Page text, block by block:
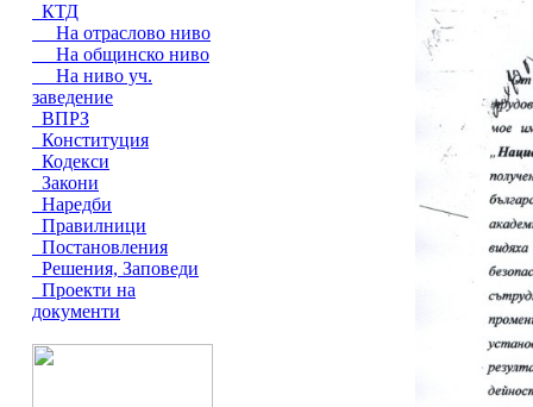
КТД
На отраслово ниво
На общинско ниво
На ниво уч.
заведение
ВПРЗ
Конституция
Кодекси
Закони
Наредби
Правилници
Постановления
Решения, Заповеди
Проекти на
документи